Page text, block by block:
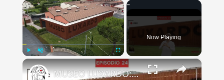
×
Fullscreen
Now Playing
×
MUSEO LUXARDO: Un Viaggio nel Tempo e nel Gusto